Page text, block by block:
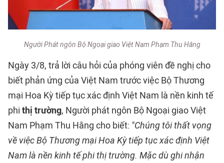
Người Phát ngôn Bộ Ngoại giao Việt Nam Phạm Thu Hằng
Ngày 3/8, trả lời câu hỏi của phóng viên đề nghị cho
biết phản ứng của Việt Nam trước việc Bộ Thương
mại Hoa Kỳ tiếp tục xác định Việt Nam là nền kinh tế
phi thị trường, Người phát ngôn Bộ Ngoại giao Việt
Nam Phạm Thu Hằng cho biết: "Chúng tôi thất vọng
về việc Bộ Thương mại Hoa Kỳ tiếp tục xác định Việt
Nam là nền kinh tế phi thị trường. Mặc dù ghi nhận